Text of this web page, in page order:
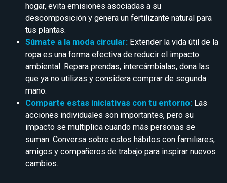
hogar, evita emisiones asociadas a su
descomposición y genera un fertilizante natural para
tus plantas.
Súmate a la moda circular: Extender la vida útil de la
ropa es una forma efectiva de reducir el impacto
ambiental. Repara prendas, intercámbialas, dona las
que ya no utilizas y considera comprar de segunda
mano.
Comparte estas iniciativas con tu entorno: Las
acciones individuales son importantes, pero su
impacto se multiplica cuando más personas se
suman. Conversa sobre estos hábitos con familiares,
amigos y compañeros de trabajo para inspirar nuevos
cambios.